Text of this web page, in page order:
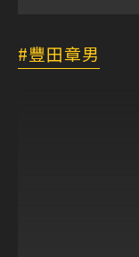
豐田章男